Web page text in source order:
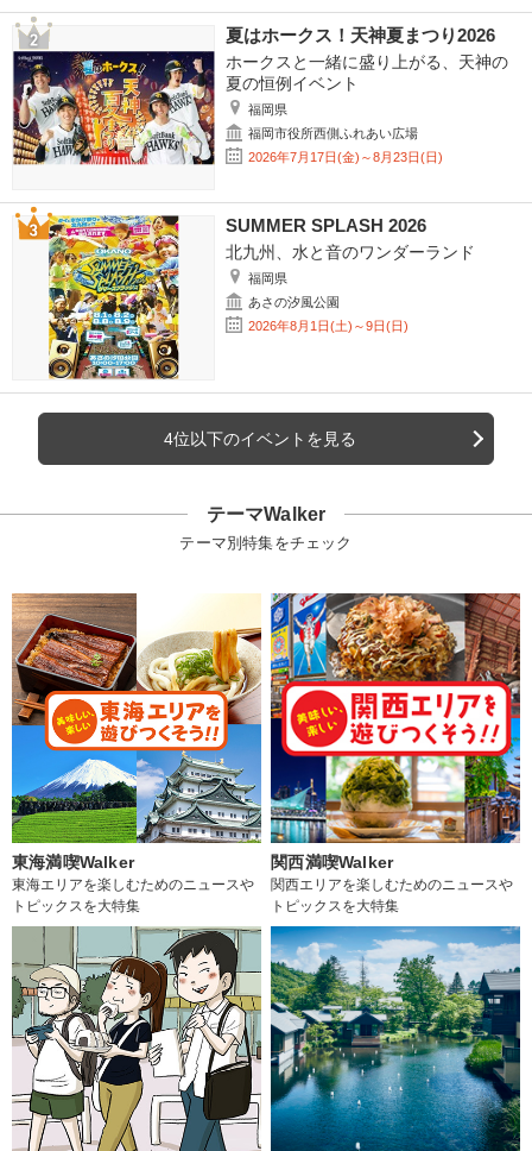
夏はホークス！天神夏まつり2026
ホークスと一緒に盛り上がる、天神の
夏の恒例イベント
福岡県
福岡市役所西側ふれあい広場
2026年7月17日(金)～8月23日(日)
SUMMER SPLASH 2026
北九州、水と音のワンダーランド
福岡県
あさの汐風公園
2026年8月1日(土)～9日(日)
4位以下のイベントを見る
テーマWalker
テーマ別特集をチェック
東海満喫Walker
東海エリアを楽しむためのニュースや
トピックスを大特集
関西満喫Walker
関西エリアを楽しむためのニュースや
トピックスを大特集